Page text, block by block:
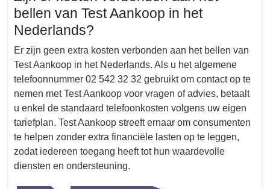
bellen van Test Aankoop in het
Nederlands?
Er zijn geen extra kosten verbonden aan het bellen van
Test Aankoop in het Nederlands. Als u het algemene
telefoonnummer 02 542 32 32 gebruikt om contact op te
nemen met Test Aankoop voor vragen of advies, betaalt
u enkel de standaard telefoonkosten volgens uw eigen
tariefplan. Test Aankoop streeft ernaar om consumenten
te helpen zonder extra financiële lasten op te leggen,
zodat iedereen toegang heeft tot hun waardevolle
diensten en ondersteuning.